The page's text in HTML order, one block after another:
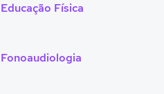
Educação Física
Fonoaudiologia